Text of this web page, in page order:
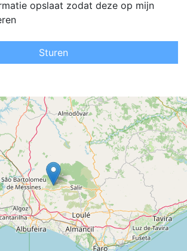
opslaat zodat deze op mijn
Sturen